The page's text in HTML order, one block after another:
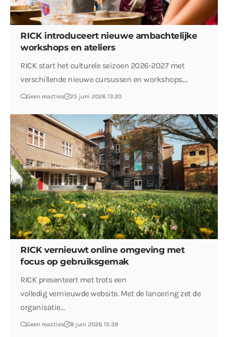
RICK introduceert nieuwe ambachtelijke
workshops en ateliers
RICK start het culturele seizoen 2026-2027 met
verschillende nieuwe cursussen en workshops.…
Geen reacties 25 juni 2026 13:20
RICK vernieuwt online omgeving met
focus op gebruiksgemak
RICK presenteert met trots een
volledig vernieuwde website. Met de lancering zet de
organisatie…
Geen reacties 8 juni 2026 15:39